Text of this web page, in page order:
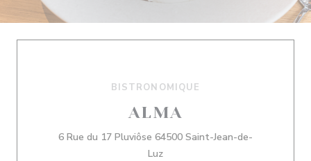
BISTRONOMIQUE
ALMA
6 Rue du 17 Pluviôse 64500 Saint-Jean-de-
Luz((opent in een nieuw venster))